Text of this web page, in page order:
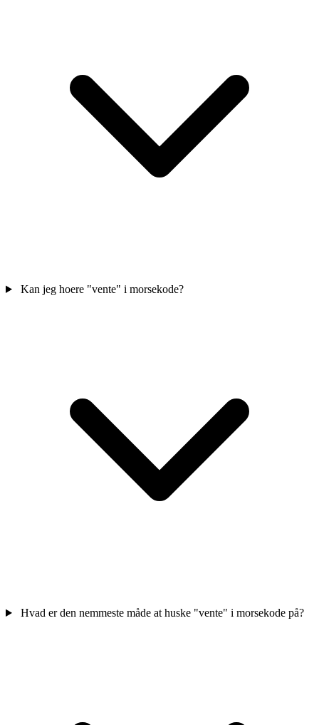
Kan jeg hoere "vente" i morsekode?
Hvad er den nemmeste måde at huske "vente" i morsekode på?